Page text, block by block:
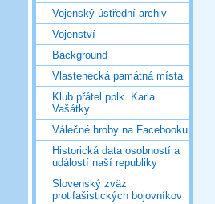
Vojenský ústřední archiv
Vojenství
Background
Vlastenecká památná místa
Klub přátel pplk. Karla
Vašátky
Válečné hroby na Facebooku
Historická data osobností a
událostí naší republiky
Slovenský zväz
protifašistických bojovníkov